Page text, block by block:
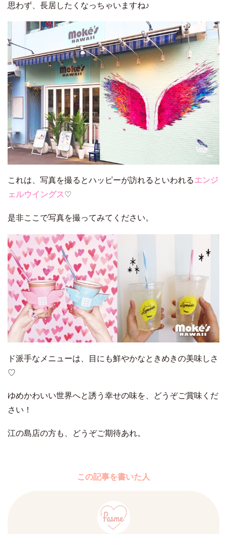
思わず、長居したくなっちゃいますね♪
これは、写真を撮るとハッピーが訪れるといわれるエンジ
ェルウイングス♡
是非ここで写真を撮ってみてください。
ド派手なメニューは、目にも鮮やかなときめきの美味しさ
♡
ゆめかわいい世界へと誘う幸せの味を、どうぞご賞味くだ
さい！
江の島店の方も、どうぞご期待あれ。
この記事を書いた人